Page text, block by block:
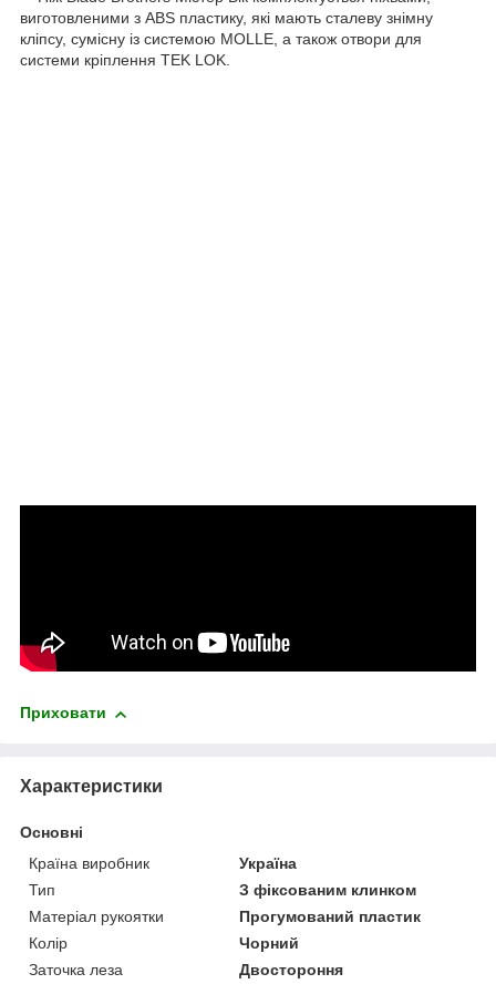
виготовленими з ABS пластику, які мають сталеву знімну
кліпсу, сумісну із системою MOLLE, а також отвори для
системи кріплення TEK LOK.
Приховати
Характеристики
Основні
Країна виробник
Україна
Тип
З фіксованим клинком
Матеріал рукоятки
Прогумований пластик
Колір
Чорний
Заточка леза
Двостороння